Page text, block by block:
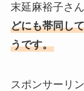
末延麻裕子さ
どにも帯同し
うです。
スポンサーリ